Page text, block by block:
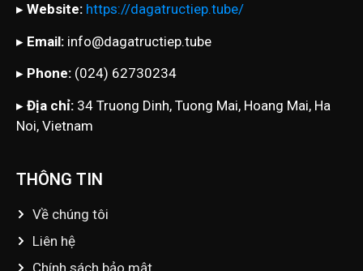
▸ Website: https://dagatructiep.tube/
▸ Email: info@dagatructiep.tube
▸ Phone: (024) 62730234
▸ Địa chỉ: 34 Truong Dinh, Tuong Mai, Hoang Mai, Ha
Noi, Vietnam
THÔNG TIN
Về chúng tôi
Liên hệ
Chính sách bảo mật